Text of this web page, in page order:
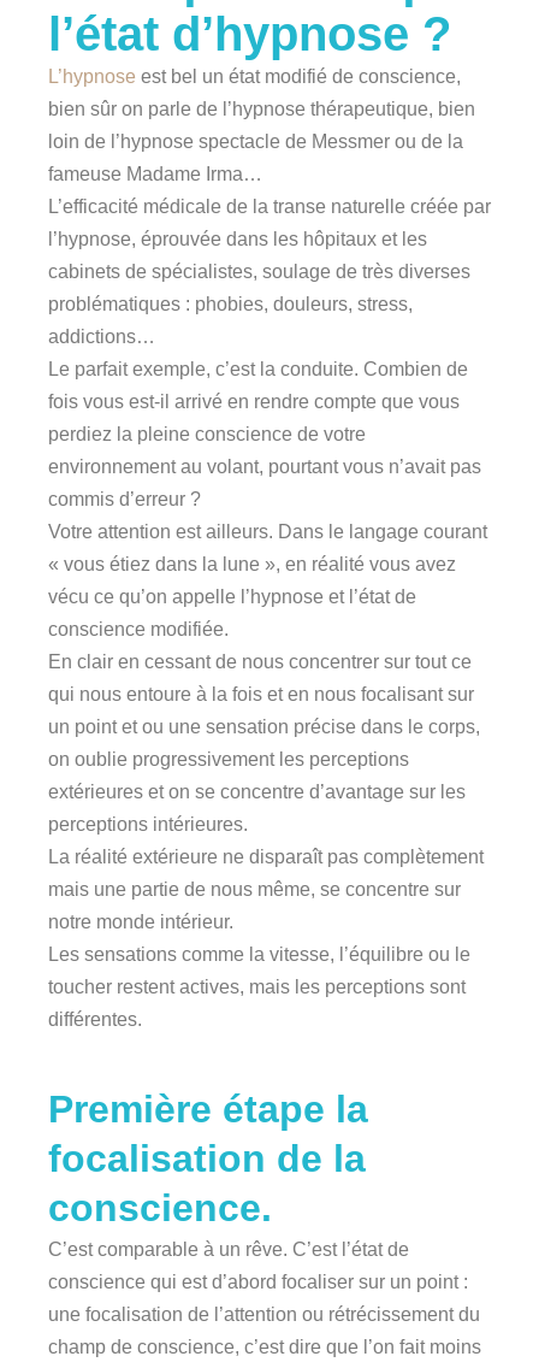
l’état d’hypnose ?
L’hypnose est bel un état modifié de conscience,
bien sûr on parle de l’hypnose thérapeutique, bien
loin de l’hypnose spectacle de Messmer ou de la
fameuse Madame Irma…
L’efficacité médicale de la transe naturelle créée par
l’hypnose, éprouvée dans les hôpitaux et les
cabinets de spécialistes, soulage de très diverses
problématiques : phobies, douleurs, stress,
addictions…
Le parfait exemple, c’est la conduite. Combien de
fois vous est-il arrivé en rendre compte que vous
perdiez la pleine conscience de votre
environnement au volant, pourtant vous n’avait pas
commis d’erreur ?
Votre attention est ailleurs. Dans le langage courant
« vous étiez dans la lune », en réalité vous avez
vécu ce qu’on appelle l’hypnose et l’état de
conscience modifiée.
En clair en cessant de nous concentrer sur tout ce
qui nous entoure à la fois et en nous focalisant sur
un point et ou une sensation précise dans le corps,
on oublie progressivement les perceptions
extérieures et on se concentre d’avantage sur les
perceptions intérieures.
La réalité extérieure ne disparaît pas complètement
mais une partie de nous même, se concentre sur
notre monde intérieur.
Les sensations comme la vitesse, l’équilibre ou le
toucher restent actives, mais les perceptions sont
différentes.
Première étape la
focalisation de la
conscience.
C’est comparable à un rêve. C’est l’état de
conscience qui est d’abord focaliser sur un point :
une focalisation de l’attention ou rétrécissement du
champ de conscience, c’est dire que l’on fait moins